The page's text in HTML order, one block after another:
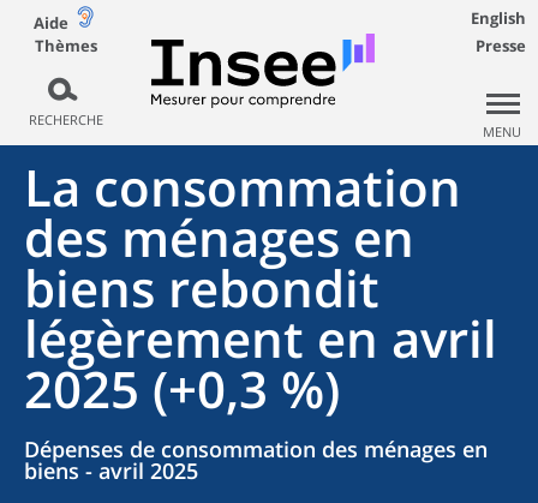
Aide
Thèmes
RECHERCHE
English
Presse
MENU
La consommation
des ménages en
biens rebondit
légèrement en avril
2025 (+0,3 %)
Dépenses de consommation des ménages en
biens - avril 2025